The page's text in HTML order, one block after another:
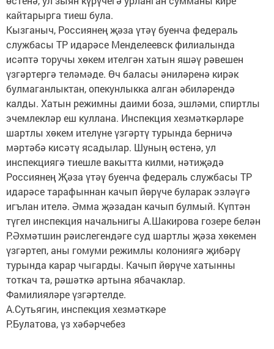
кайтарырга тиеш була.
Кызганыч, Россиянең җәза үтәү буенча федераль
службасы ТР идарәсе Менделеевск филиалында
исәптә торучы хөкем ителгән хатын яшәү рәвешен
үзгәртергә теләмәде. Өч баласы әниләренә кирәк
булмаганлыктан, опекунлыкка алган әбиләрендә
калды. Хатын режимны даими боза, эшләми, спиртлы
эчемлекләр еш куллана. Инспекция хезмәткәрләре
шартлы хөкем ителүне үзгәртү турында берничә
мәртәбә кисәтү ясадылар. Шуның өстенә, ул
инспекциягә тиешле вакытта килми, нәтиҗәдә
Россиянең Җәза үтәү буенча федераль службасы ТР
идарәсе тарафыннан качып йөрүче буларак эзләүгә
игълан ителә. Әмма җәзадан качып булмый. Күптән
түгел инспекция начальнигы А.Шакирова гозере белән
Р.Әхмәтшин рәислегендәге суд шартлы җәза хөкемен
үзгәртеп, аны гомуми режимлы колониягә җибәрү
турында карар чыгарды. Качып йөрүче хатынны
тоткач та, рәшәткә артына ябачаклар.
Фамилияләре үзгәртелде.
А.Сутьягин, инспекция хезмәткәре
Р.Булатова, үз хәбәрчебез